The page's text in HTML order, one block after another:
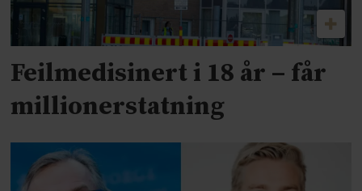
Feilmedisinert i 18 år – får
millionerstatning